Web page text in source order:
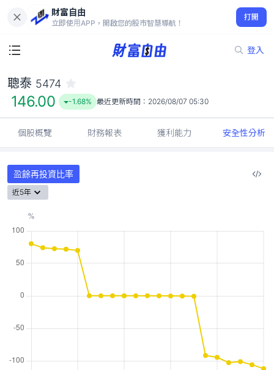
財富自由
立即使用APP，開啟您的股市智慧導航！
打開
登入
146.00
-1.68%
聰泰 5474
146.00 -1.68% 最近更新時間： 2026/08/07 05:30
個股概覽 財務報表 獲利能力 安全性分析
盈餘再投資比率
近5年